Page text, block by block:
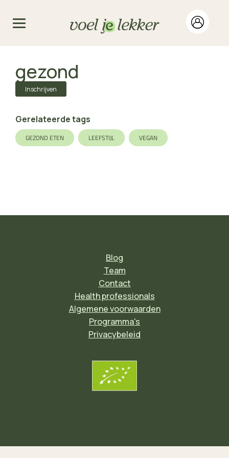
gezond
Inschrijven
Gerelateerde tags
GEZOND ETEN LEEFSTIJL VEGAN
Blog
Team
Contact
Health professionals
Algemene voorwaarden
Programma's
Privacybeleid